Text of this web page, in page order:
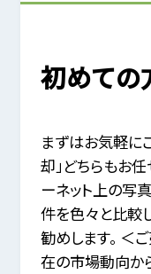
初めての
まずはお気軽に
却」どちらもお
ーネット上の写
件を色々と比較
勧めします。 ＜
在の市場動向か